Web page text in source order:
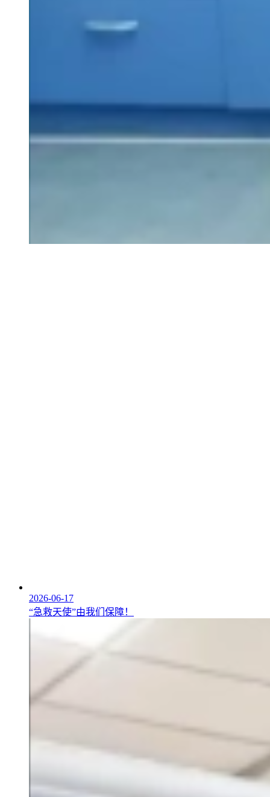
2026-06-17
“急救天使”由我们保障！